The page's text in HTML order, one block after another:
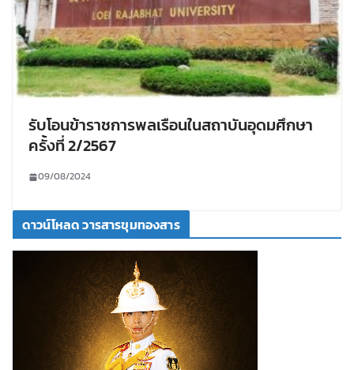
รับโอนข้าราชการพลเรือนในสถาบันอุดมศึกษา
ครั้งที่ 2/2567
09/08/2024
ดาวน์โหลด วารสารขุมทองสาร